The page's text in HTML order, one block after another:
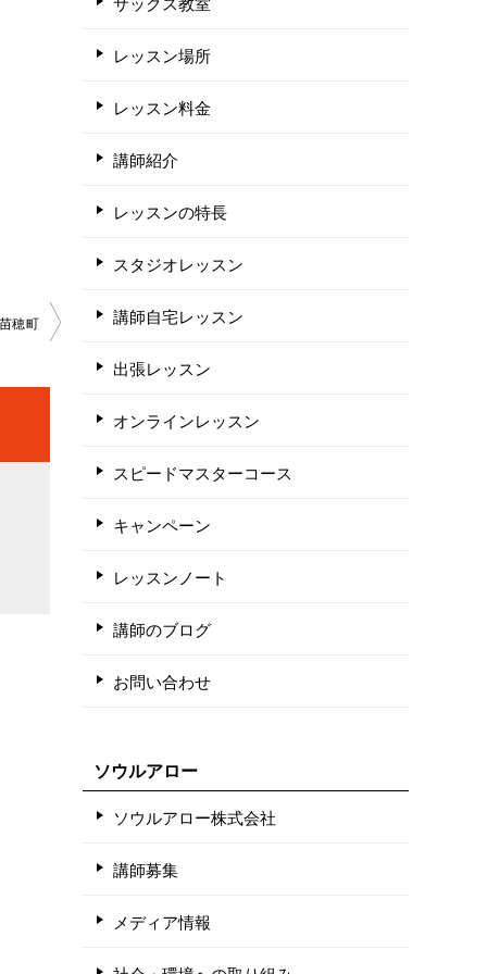
穂町
レッスン場所
レッスン料金
講師紹介
レッスンの特長
スタジオレッスン
講師自宅レッスン
出張レッスン
オンラインレッスン
スピードマスターコース
キャンペーン
レッスンノート
講師のブログ
お問い合わせ
ソウルアロー
ソウルアロー株式会社
講師募集
メディア情報